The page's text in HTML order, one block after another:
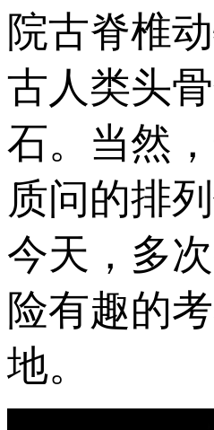
院古脊椎
古人类头
石。当然
质问的排
今天，多
险有趣的
地。